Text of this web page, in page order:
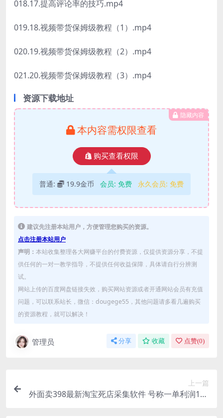
018.17.提高评论率的技巧.mp4
019.18.视频带货保姆级教程（1）.mp4
020.19.视频带货保姆级教程（2）.mp4
021.20.视频带货保姆级教程（3）.mp4
资源下载地址
隐藏内容
本内容需权限查看
购买查看权限
普通: 19.9金币 会员: 免费 永久会员: 免费
建议先注册本站用户，方便管理您购买的资源。
点击注册本站用户
声明： 本站收集整理各大网赚平台的付费资源，仅提供资源分享，不提
供任何的一对一教学指导，不提供任何收益保障，具体请自行分辨测
试。
网站上传的百度网盘链接失效，购买网站资源或者开通网站会员有充值
问题，可以联系站长，微信：dougege55，其他问题请多看几遍购买
的资源教程，就可以解决！
管理员 分享 收藏 点赞(0)
上一篇
外面卖398最新淘宝死店采集软件 号称一单利润100